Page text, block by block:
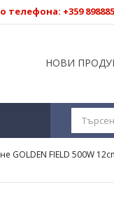
телефона: +359
НОВИ
GOLDEN FIELD 500W